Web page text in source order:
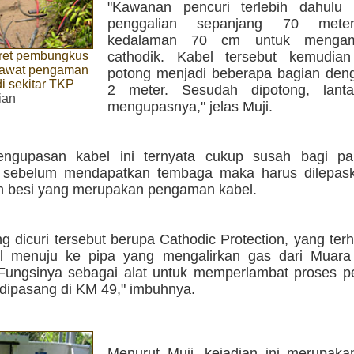
pembungkus
pengaman
sekitar TKP
"Kawanan pencuri terlebih dahulu
penggalian sepanjang 70
kedalaman 70 cm untuk
cathodik. Kabel tersebut
potong menjadi beberapa bagian
2 meter. Sesudah dipotong,
mengupasnya," jelas Muji.
kabel ini ternyata cukup susah bagi
mendapatkan tembaga maka harus
besi yang merupakan pengaman kabel.
dicuri tersebut berupa Cathodic Protection, yang
menuju ke pipa yang mengalirkan gas dari
sebagai alat untuk memperlambat proses
di KM 49," imbuhnya.